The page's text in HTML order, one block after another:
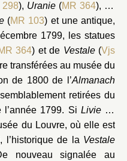
298), Uranie(MR 364), La
(MR 103) et une antique,
1799, les statues
364) et de Vestale(Vjs
transférées au musée du
de 1800 de l’Almanach
retirées du
1799. Si Liviefut
du Louvre, où elle est
l’historique de la Vestale
nouveau signalée au